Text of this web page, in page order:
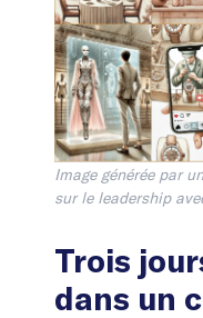
Image générée par
sur le leadership
Trois
dans un